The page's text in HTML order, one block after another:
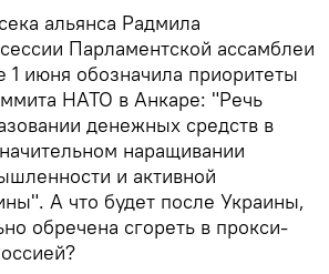
альянса Радмила
Парламентской ассамблеи
июня обозначила приоритеты
НАТО в Анкаре: "Речь
денежных средств в
наращивании
и активной
А что будет после Украины,
обречена сгореть в прокси-